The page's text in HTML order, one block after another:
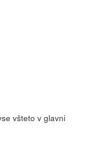
všteto v glavni